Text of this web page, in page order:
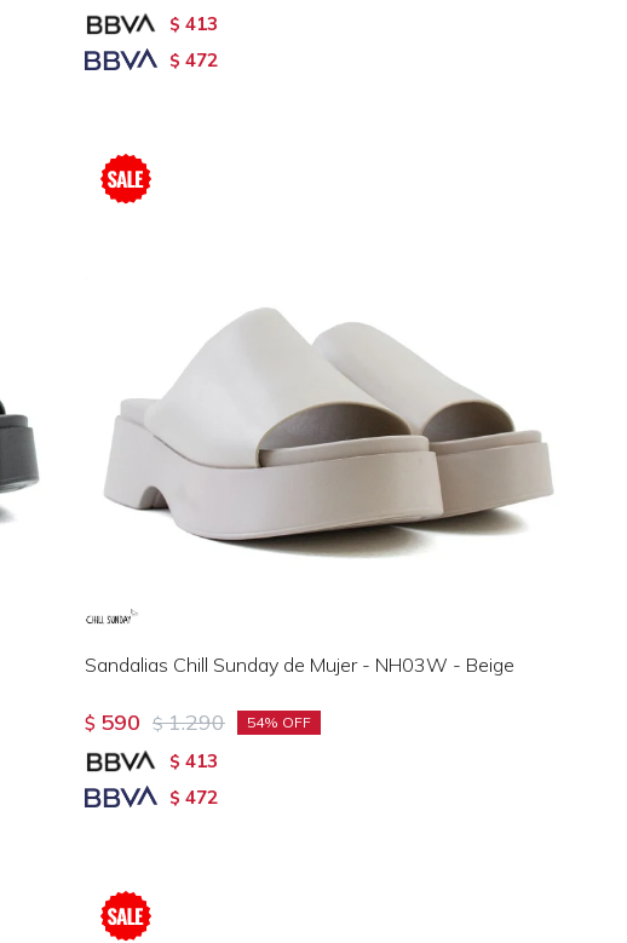
$ 413
$ 472
Sandalias Chill Sunday de Mujer - NH03W - Beige
$ 590 $ 1.290 54
$ 413
$ 472